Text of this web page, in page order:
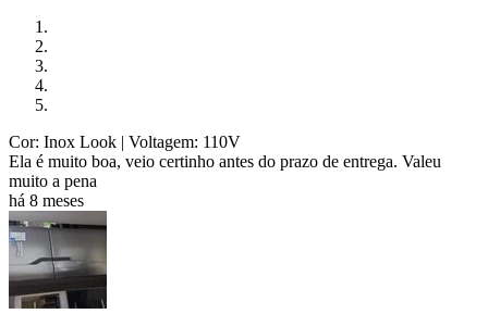
Cor: Inox Look | Voltagem: 110V
Ela é muito boa, veio certinho antes do prazo de entrega. Valeu
muito a pena
há 8 meses